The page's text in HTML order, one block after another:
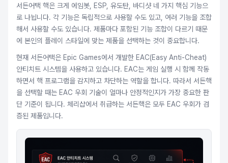
서든어택 핵은 크게 에임봇, ESP, 유도탄, 바디샷 네 가지 핵심 기능으
로 나뉩니다. 각 기능은 독립적으로 사용할 수도 있고, 여러 기능을 조합
해서 사용할 수도 있습니다. 제품마다 포함된 기능 조합이 다르기 때문
에 본인의 플레이 스타일에 맞는 제품을 선택하는 것이 중요합니다.
현재 서든어택은 Epic Games에서 개발한 EAC(Easy Anti-Cheat)
안티치트 시스템을 사용하고 있습니다. EAC는 게임 실행 시 함께 작동
하면서 핵 프로그램을 감지하고 차단하는 역할을 합니다. 따라서 서든핵
을 선택할 때는 EAC 우회 기술이 얼마나 안정적인지가 가장 중요한 판
단 기준이 됩니다. 체리샵에서 취급하는 서든핵은 모두 EAC 우회가 검
증된 제품입니다.